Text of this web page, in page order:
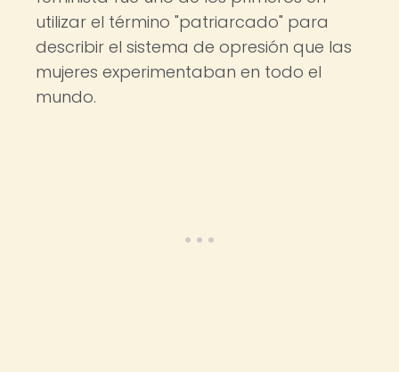
utilizar el término "patriarcado" para
describir el sistema de opresión que las
mujeres experimentaban en todo el
mundo.